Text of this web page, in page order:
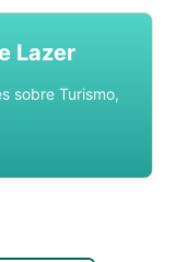
Lazer
sobre Turismo,